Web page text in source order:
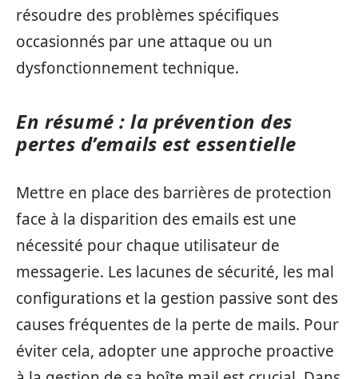
résoudre des problèmes spécifiques
occasionnés par une attaque ou un
dysfonctionnement technique.
En résumé : la prévention des
pertes d’emails est essentielle
Mettre en place des barrières de protection
face à la disparition des emails est une
nécessité pour chaque utilisateur de
messagerie. Les lacunes de sécurité, les mal
configurations et la gestion passive sont des
causes fréquentes de la perte de mails. Pour
éviter cela, adopter une approche proactive